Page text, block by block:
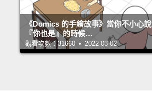
《Domics 的手繪故事》當你不小心說
『你也是』的時候…
觀看次數：31660 • 2022-03-02